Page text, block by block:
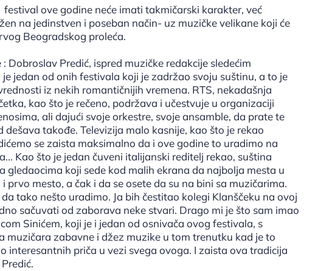
ove godine neće imati takmičarski karakter, već
na jedinstven i poseban način- uz muzičke velikane koji će
Beogradskog proleća.
Dobroslav Predić, ispred muzičke redakcije sledećim
jedan od onih festivala koji je zadržao svoju suštinu, a to je
iz nekih romantičnijih vremena. RTS, nekadašnja
kao što je rečeno, podržava i učestvuje u organizaciji
ali dajući svoje orkestre, svoje ansamble, da prate te
dešava takođe. Televizija malo kasnije, kao što je rekao
se zaista maksimalno da i ove godine to uradimo na
Kao što je jedan čuveni italijanski reditelj rekao, suština
gledaocima koji sede kod malih ekrana da najbolja mesta u
prvo mesto, a čak i da se osete da su na bini sa muzičarima.
tako nešto uradimo. Ja bih čestitao kolegi Klanščeku na ovoj
sačuvati od zaborava neke stvari. Drago mi je što sam imao
Sinićem, koji je i jedan od osnivača ovog festivala, s
muzičara zabavne i džez muzike u tom trenutku kad je to
interesantnih priča u vezi svega ovoga. I zaista ova tradicija